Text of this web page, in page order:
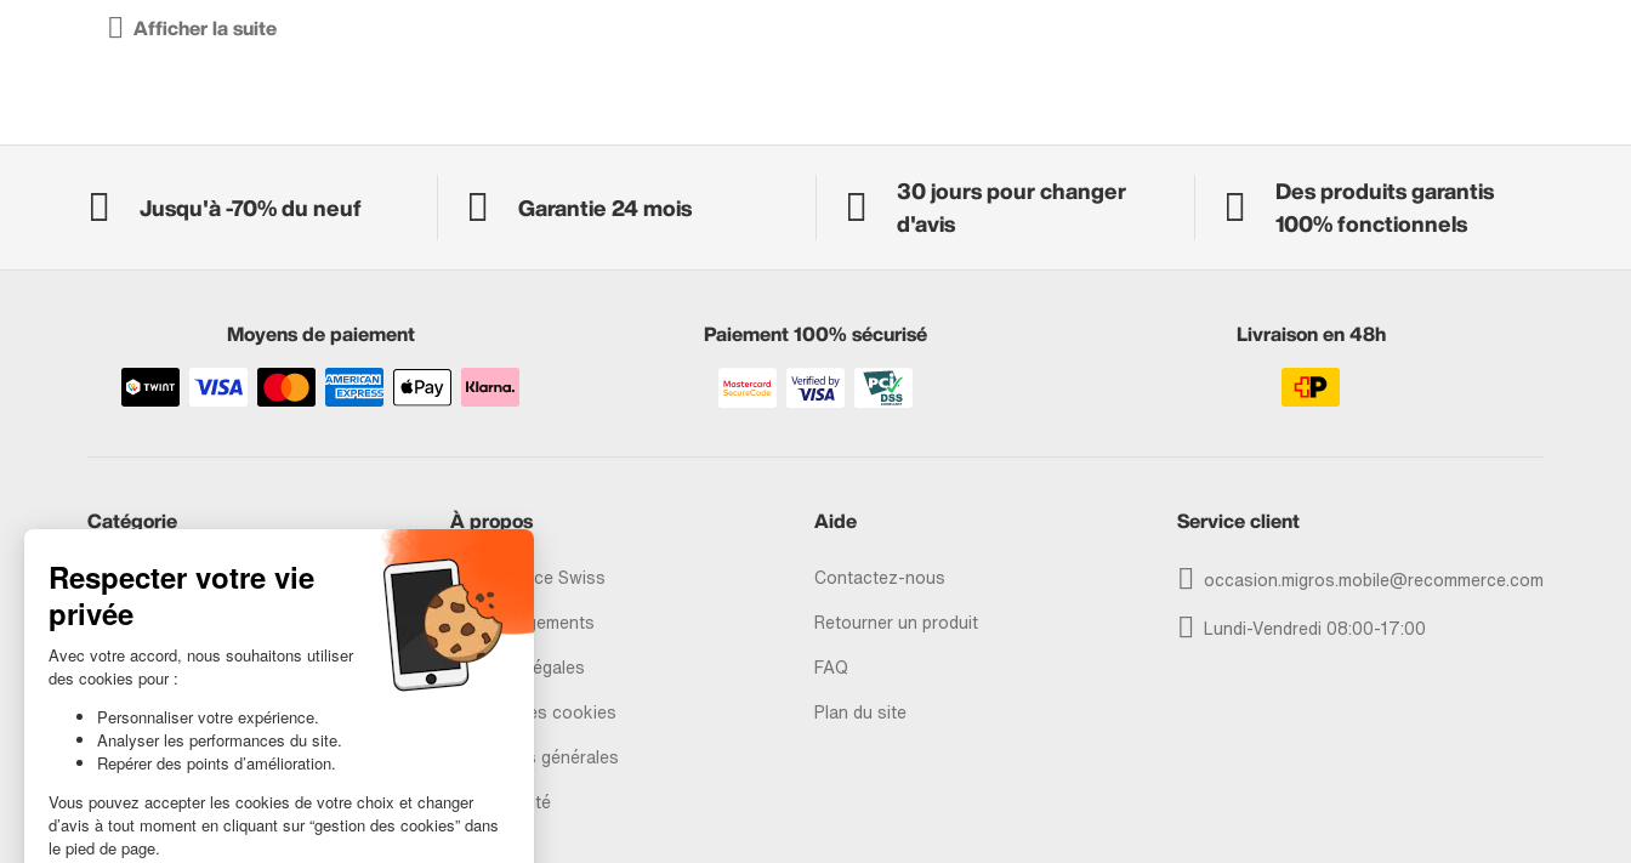
Jusqu'à -70% du neuf Garantie 24 mois
30 jours pour changer
d'avis
Des produits garantis
100% fonctionnels
Moyens de paiement Paiement 100% sécurisé Livraison en 48h
Catégorie
iPhones
Samsung
Huawei
Besoin d’aide ?
À propos
Recommerce Swiss
Nos engagements
Mentions légales
Gestion des cookies
Conditions générales
Accessibilité
Aide
Contactez-nous
Retourner un produit
FAQ
Plan du site
Service client
occasion.migros.mobile@recommerce.com
Lundi-Vendredi 08:00-17:00